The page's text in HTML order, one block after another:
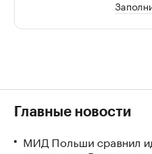
Главные новости
МИД Польши сравнил